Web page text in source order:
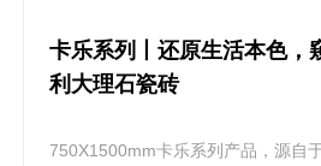
卡乐系列丨还原生活本色，
利大理石瓷砖
750X1500mm卡乐系列产品，源自